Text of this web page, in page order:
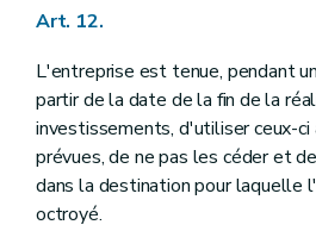
Art. 12.
L'entreprise est tenue, pendant
partir de la date de la fin de la
investissements, d'utiliser ceux-ci
prévues, de ne pas les céder et
dans la destination pour laquelle
octroyé.